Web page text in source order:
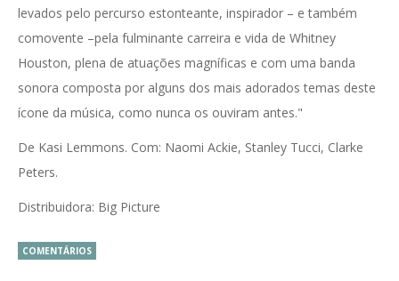
levados pelo percurso estonteante, inspirador – e também
comovente –pela fulminante carreira e vida de Whitney
Houston, plena de atuações magníficas e com uma banda
sonora composta por alguns dos mais adorados temas deste
ícone da música, como nunca os ouviram antes."
De Kasi Lemmons. Com: Naomi Ackie, Stanley Tucci, Clarke
Peters.
Distribuidora: Big Picture
COMENTÁRIOS